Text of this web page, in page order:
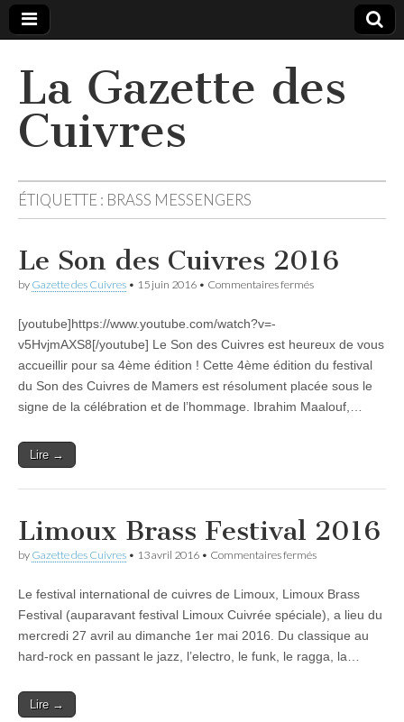
La Gazette des
Cuivres
ÉTIQUETTE : BRASS MESSENGERS
Le Son des Cuivres 2016
by Gazette des Cuivres • 15 juin 2016 • Commentaires ferméssur
Cuivres
[youtube]https://www.youtube.com/watch?v=-
v5HvjmAXS8[/youtube] Le Son des Cuivres est heureux de vous
accueillir pour sa 4ème édition ! Cette 4ème édition du festival
du Son des Cuivres de Mamers est résolument placée sous le
signe de la célébration et de l’hommage. Ibrahim Maalouf,…
Lire →
Limoux Brass Festival 2016
by Gazette des Cuivres • 13 avril 2016 • Commentaires ferméssur
Festival
2016
Le festival international de cuivres de Limoux, Limoux Brass
Festival (auparavant festival Limoux Cuivrée spéciale), a lieu du
mercredi 27 avril au dimanche 1er mai 2016. Du classique au
hard-rock en passant le jazz, l’electro, le funk, le ragga, la…
Lire →